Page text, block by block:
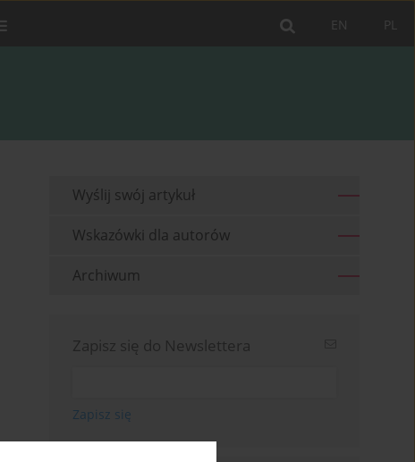
PL
EN
Wyślij swój artykuł
Wskazówki dla autorów
Archiwum
Zapisz się do Newslettera